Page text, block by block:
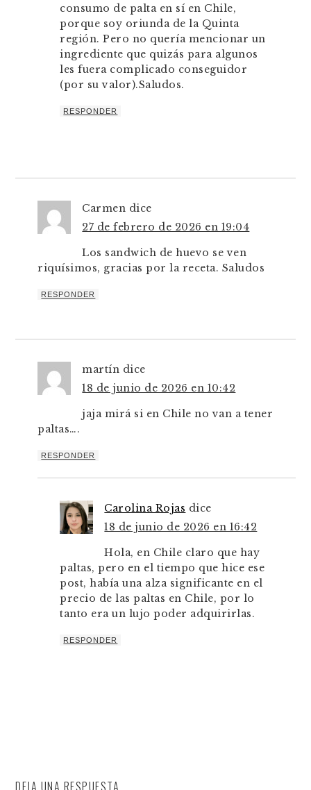
consumo de palta en sí en Chile,
porque soy oriunda de la Quinta
región. Pero no quería mencionar un
ingrediente que quizás para algunos
les fuera complicado conseguidor
(por su valor).Saludos.
RESPONDER
Carmen dice
27 de febrero de 2026 en 19:04
Los sandwich de huevo se ven
riquísimos, gracias por la receta. Saludos
RESPONDER
martín dice
18 de junio de 2026 en 10:42
jaja mirá si en Chile no van a tener
paltas….
RESPONDER
Carolina Rojas dice
18 de junio de 2026 en 16:42
Hola, en Chile claro que hay
paltas, pero en el tiempo que hice ese
post, había una alza significante en el
precio de las paltas en Chile, por lo
tanto era un lujo poder adquirirlas.
RESPONDER
DEJA UNA RESPUESTA